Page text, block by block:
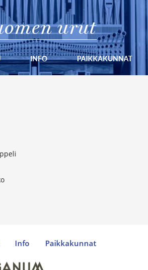
urut
INFO PAIKKAKUNNAT
Info Paikkakunnat